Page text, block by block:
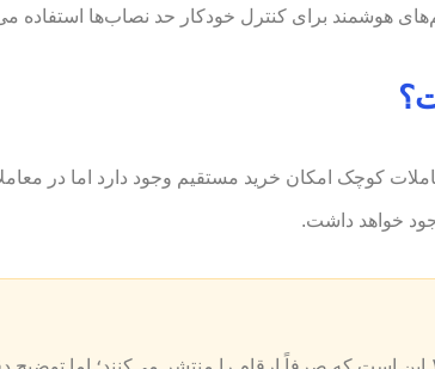
هوشمند برای کنترل خودکار حد نصاب‌ها استفاده
کوچک امکان خرید مستقیم وجود دارد اما در
خواهد داشت.